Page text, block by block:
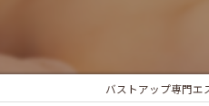
バストアップ専門エ